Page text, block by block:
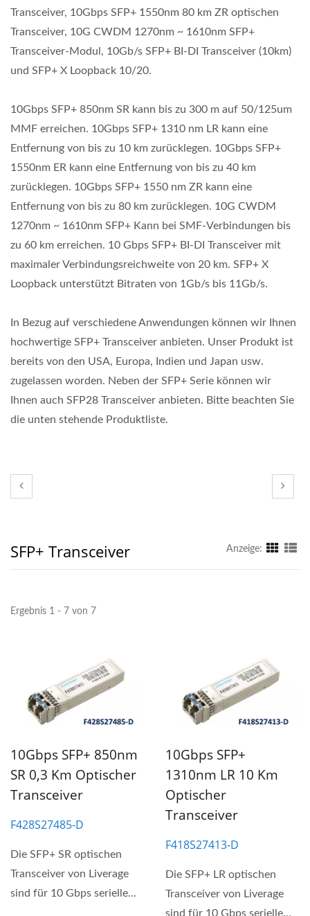
Transceiver, 10Gbps SFP+ 1550nm 80 km ZR optischen
Transceiver, 10G CWDM 1270nm ~ 1610nm SFP+
Transceiver-Modul, 10Gb/s SFP+ BI-DI Transceiver (10km)
und SFP+ X Loopback 10/20.
10Gbps SFP+ 850nm SR kann bis zu 300 m auf 50/125um
MMF erreichen. 10Gbps SFP+ 1310 nm LR kann eine
Entfernung von bis zu 10 km zurücklegen. 10Gbps SFP+
1550nm ER kann eine Entfernung von bis zu 40 km
zurücklegen. 10Gbps SFP+ 1550 nm ZR kann eine
Entfernung von bis zu 80 km zurücklegen. 10G CWDM
1270nm ~ 1610nm SFP+ Kann bei SMF-Verbindungen bis
zu 60 km erreichen. 10 Gbps SFP+ BI-DI Transceiver mit
maximaler Verbindungsreichweite von 20 km. SFP+ X
Loopback unterstützt Bitraten von 1Gb/s bis 11Gb/s.
In Bezug auf verschiedene Anwendungen können wir Ihnen
hochwertige SFP+ Transceiver anbieten. Unser Produkt ist
bereits von den USA, Europa, Indien und Japan usw.
zugelassen worden. Neben der SFP+ Serie können wir
Ihnen auch SFP28 Transceiver anbieten. Bitte beachten Sie
die unten stehende Produktliste.
SFP+ Transceiver Anzeige:
Ergebnis 1 - 7 von 7
10Gbps SFP+ 850nm
SR 0,3 Km Optischer
Transceiver
F428S27485‐D
Die SFP+ SR optischen
Transceiver von Liverage
sind für 10 Gbps serielle
10Gbps SFP+
1310nm LR 10 Km
Optischer
Transceiver
F418S27413‐D
Die SFP+ LR optischen
Transceiver von Liverage
sind für 10 Gbps serielle